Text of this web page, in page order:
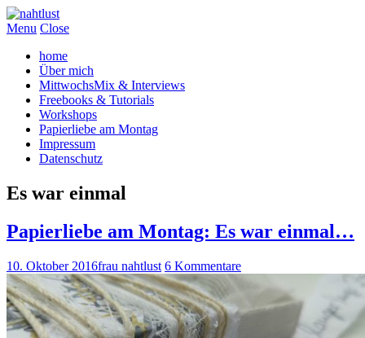
Menu Close
home
Über mich
MittwochsMix & Interviews
Freebooks & Tutorials
Workshops
Papierliebe am Montag
Impressum
Datenschutz
Es war einmal
Papierliebe am Montag: Es war einmal…
10. Oktober 2016frau nahtlust 6 Kommentare